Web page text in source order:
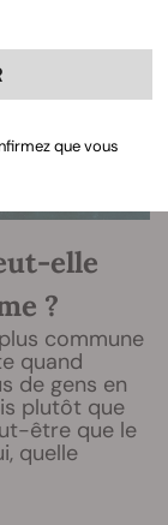
elle
?
commune
quand
de gens en
plutôt que
être que le
quelle
que vous